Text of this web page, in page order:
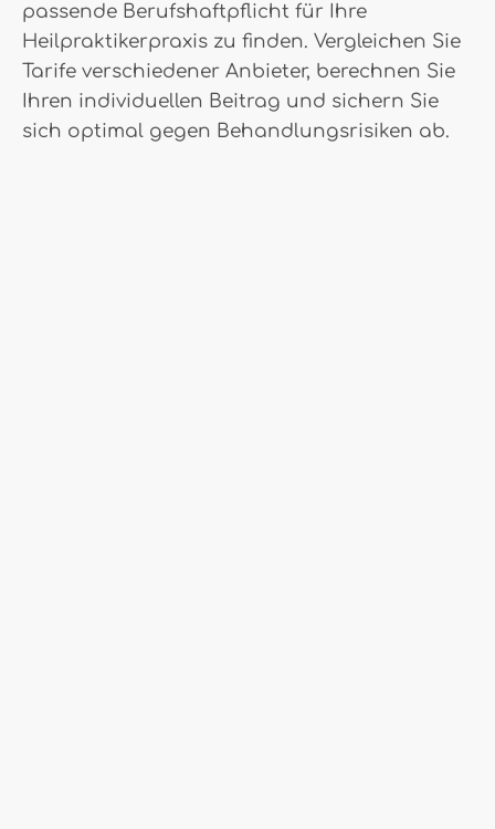
passende Berufshaftpflicht für Ihre
Heilpraktikerpraxis zu finden. Vergleichen Sie
Tarife verschiedener Anbieter, berechnen Sie
Ihren individuellen Beitrag und sichern Sie
sich optimal gegen Behandlungsrisiken ab.